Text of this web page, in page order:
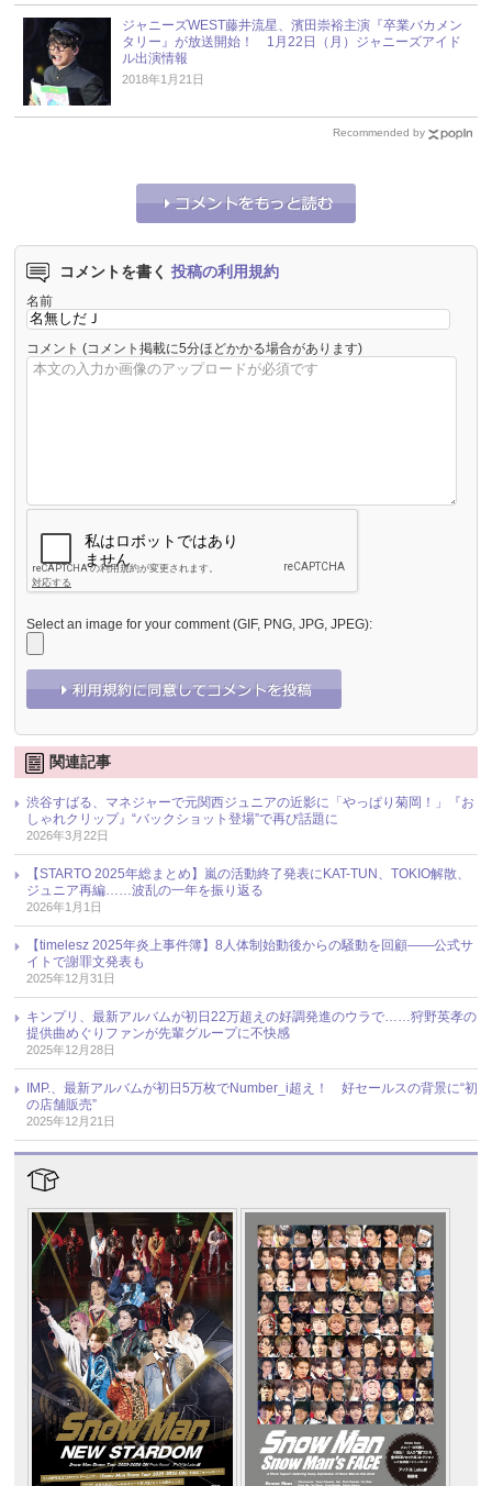
ジャニーズWEST藤井流星、濱田崇裕主演『卒業バカメン
タリー』が放送開始！ 1月22日（月）ジャニーズアイド
ル出演情報
2018年1月21日
Recommended by
コメントを書く 投稿の利用規約
名前
コメント (コメント掲載に5分ほどかかる場合があります)
Select an image for your comment (GIF, PNG, JPG, JPEG):
関連記事
渋谷すばる、マネジャーで元関西ジュニアの近影に「やっぱり菊岡！」『お
しゃれクリップ』“バックショット登場”で再び話題に
2026年3月22日
【STARTO 2025年総まとめ】嵐の活動終了発表にKAT-TUN、TOKIO解散、
ジュニア再編……波乱の一年を振り返る
2026年1月1日
【timelesz 2025年炎上事件簿】8人体制始動後からの騒動を回顧――公式サ
イトで謝罪文発表も
2025年12月31日
キンプリ、最新アルバムが初日22万超えの好調発進のウラで……狩野英孝の
提供曲めぐりファンが先輩グループに不快感
2025年12月28日
IMP.、最新アルバムが初日5万枚でNumber_i超え！ 好セールスの背景に“初
の店舗販売”
2025年12月21日